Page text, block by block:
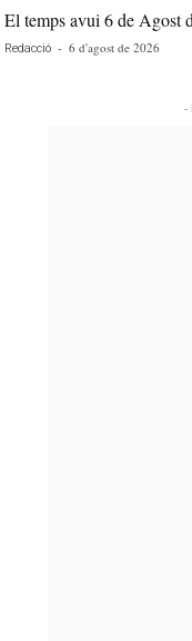
El temps avui 6 de Agost
Redacció - 6 d'agost de 2026
-